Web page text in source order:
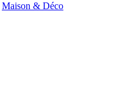
Maison & Déco